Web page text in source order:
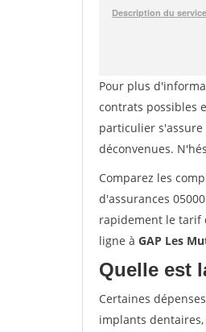
Pour plus
contrats possibles
particulier
déconvenues.
Comparez les
d'assurances
rapidement le tarif
ligne à GAP Les
Quelle est
Certaines
implants